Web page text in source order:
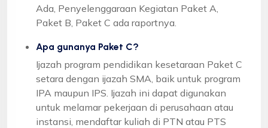
Ada, Penyelenggaraan Kegiatan Paket A,
Paket B, Paket C ada raportnya.
Apa gunanya Paket C?
Ijazah program pendidikan kesetaraan Paket C
setara dengan ijazah SMA, baik untuk program
IPA maupun IPS. Ijazah ini dapat digunakan
untuk melamar pekerjaan di perusahaan atau
instansi, mendaftar kuliah di PTN atau PTS